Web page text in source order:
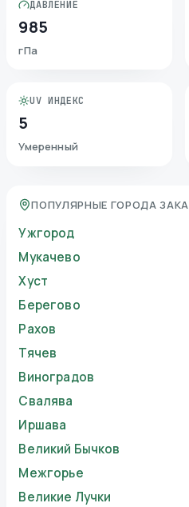
ДАВЛЕНИЕ
985
гПа
UV ИНДЕКС
5
Умеренный
ПОПУЛЯРНЫЕ ГОРОДА
Ужгород
Мукачево
Хуст
Берегово
Рахов
Тячев
Виноградов
Свалява
Иршава
Великий Бычков
Межгорье
Великие Лучки